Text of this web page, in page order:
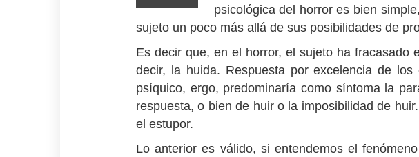
psicológica del horror es bien
sujeto un poco más allá de sus posibilidades de
Es decir que, en el horror, el sujeto ha
decir, la huida. Respuesta por excelencia de
psíquico, ergo, predominaría como síntoma la
respuesta, o bien de huir o la imposibilidad de
el estupor.
Lo anterior es válido, si entendemos el